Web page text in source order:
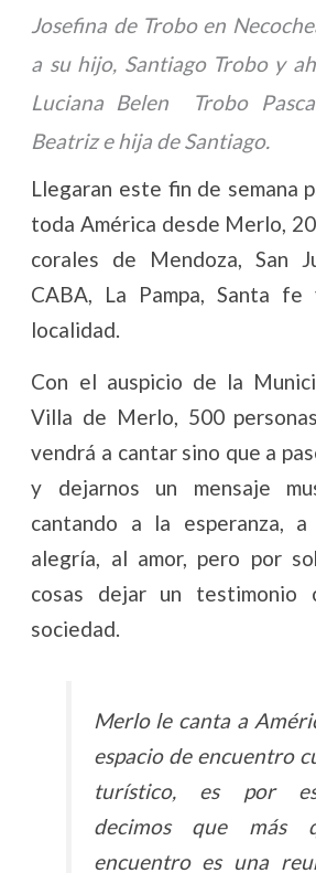
Josefina de Trobo en
a su hijo, Santiago Trobo y
Luciana Belen Trobo
Beatriz e hija de Santiago.
Llegaran este fin de semana
toda América desde Merlo,
corales de Mendoza, San
CABA, La Pampa, Santa
localidad.
Con el auspicio de la
Villa de Merlo, 500
vendrá a cantar sino que a
y dejarnos un mensaje
cantando a la esperanza,
alegría, al amor, pero por
cosas dejar un testimonio
sociedad.
Merlo le canta a
espacio de encuentro
turístico, es por
decimos que más
encuentro es una